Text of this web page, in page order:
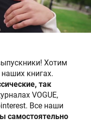
Хотим
книгах.
так
VOGUE,
Все наши
самостоятельно